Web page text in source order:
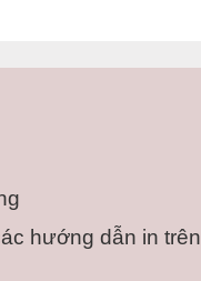
hướng dẫn in trên